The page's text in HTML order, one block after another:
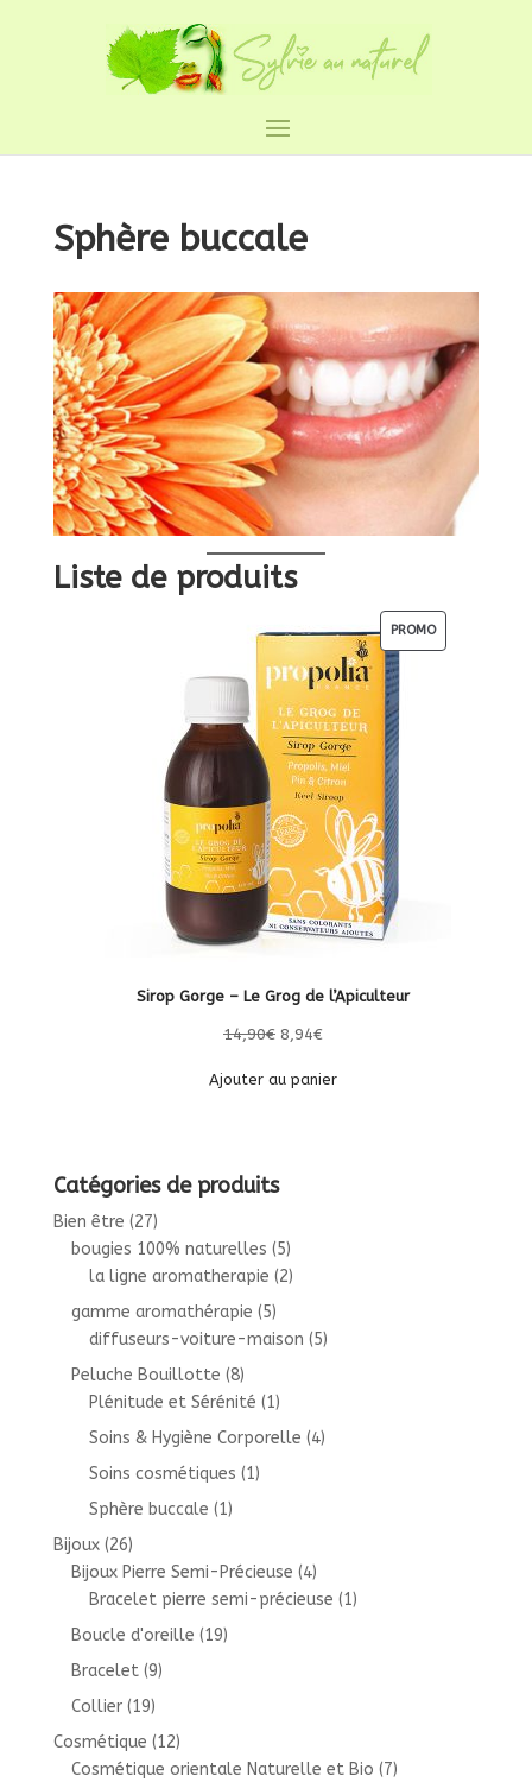
Sphère buccale
Liste de produits
PROMOPRODUIT
Sirop Gorge – Le Grog de l’Apiculteur
14,90€ Le
8,94€
Ajouter au panier
Catégories de produits
Bien être (27)
bougies 100% naturelles (5)
la ligne aromatherapie (2)
gamme aromathérapie (5)
diffuseurs-voiture-maison (5)
Peluche Bouillotte (8)
Plénitude et Sérénité (1)
Soins & Hygiène Corporelle (4)
Soins cosmétiques (1)
Sphère buccale (1)
Bijoux (26)
Bijoux Pierre Semi-Précieuse (4)
Bracelet pierre semi-précieuse (1)
Boucle d'oreille (19)
Bracelet (9)
Collier (19)
Cosmétique (12)
Cosmétique orientale Naturelle et Bio (7)